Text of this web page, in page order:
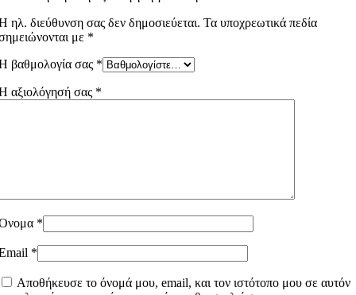
ηλ. διεύθυνση σας δεν δημοσιεύεται. Τα υποχρεωτικά πεδία
με *
βαθμολογία σας *
αξιολόγησή σας *
*
*
Αποθήκευσε το όνομά μου, email, και τον ιστότοπο μου σε αυτόν